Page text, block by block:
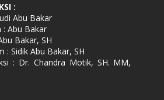
:
Abu Bakar
Abu Bakar
Bakar, SH
: Sidik Abu Bakar, SH
: Dr. Chandra Motik, SH. MM,